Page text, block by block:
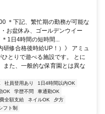
＊下記、繁忙期の勤務が可能な
お盆休み、ゴールデンウイー
1日4時間の短時間...
修合格後時給UP！）》 アミュ
とりで遊べる施設です。 とに
また、一般的な保育園とは異な
社員登用あり
1日4時間以内OK
OK 学歴不問
車通勤OK
全額支給 ネイルOK
夕方
フト制